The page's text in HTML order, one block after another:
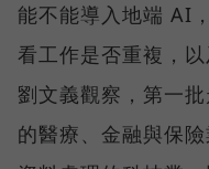
能不能導入地端 AI
看工作是否重複，以
劉文義觀察，第一
的醫療、金融與保